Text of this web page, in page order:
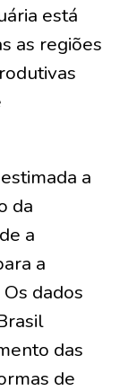
está
as regiões
a
da
a
a
dados
das
de